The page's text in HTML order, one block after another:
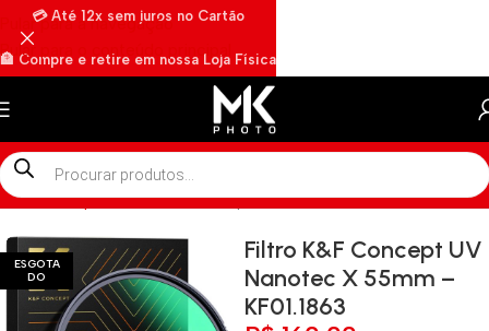
Pular para a navegação
Pular para o conteúdo principal
Início»Shop»Filtro K&F Concept UV Nanotec X 55mm –
ESGOTA
DO
Filtro K&F Concept UV
Nanotec X 55mm –
KF01.1863
💳 Até 12x sem juros no Cartão
🏦 Compre e retire em nossa Loja Física
🏍️ Envios rápidos por Motoboy